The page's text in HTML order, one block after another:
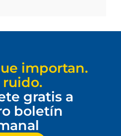
importan.
ruido.
gratis a
boletín